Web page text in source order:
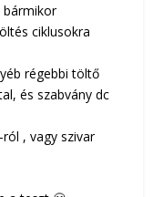
bármikor
ciklusokra
régebbi töltő
és szabvány dc
, vagy szivar